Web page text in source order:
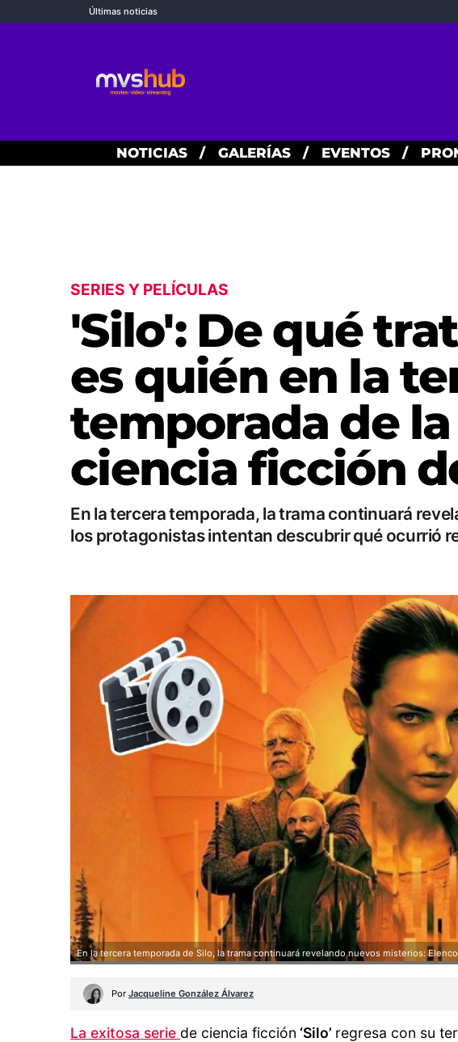
Últimas noticias
NOTICIAS / GALERÍAS / EVENTOS /
SERIES Y PELÍCULAS
'Silo': De qué
es quién en la
temporada de
ciencia ficción
En la tercera temporada, la trama continuará
los protagonistas intentan descubrir qué ocurrió
En la tercera temporada de Silo, la trama continuará revelando nuevos misterios:
Por Jacqueline González Álvarez
La exitosa serie de ciencia ficción ‘Silo’ regresa con su